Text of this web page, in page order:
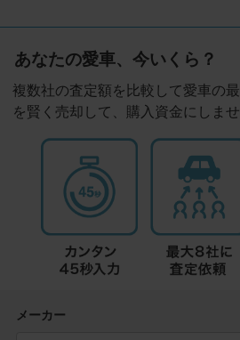
あなたの愛車、今いくら？
複数社の査定額を比較して愛車の
を賢く売却して、購入資金にしま
メーカー